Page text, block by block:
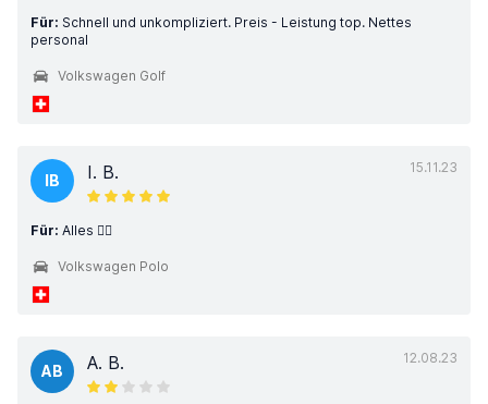
Für: Schnell und unkompliziert. Preis - Leistung top. Nettes
personal
Volkswagen Golf
15.11.23
IB I. B.
Für: Alles 👍🏼
Volkswagen Polo
12.08.23
AB A. B.